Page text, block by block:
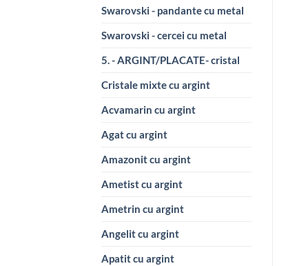
Swarovski - pandante cu metal
Swarovski - cercei cu metal
5. - ARGINT/PLACATE- cristal
Cristale mixte cu argint
Acvamarin cu argint
Agat cu argint
Amazonit cu argint
Ametist cu argint
Ametrin cu argint
Angelit cu argint
Apatit cu argint